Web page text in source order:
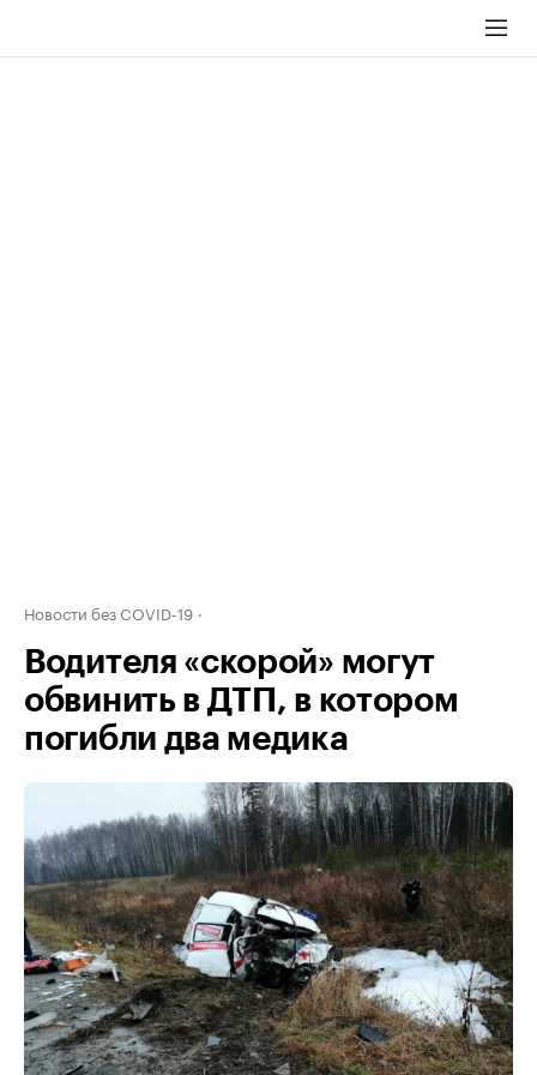
Новости без COVID-19
Водителя «скорой» могут
обвинить в ДТП, в котором
погибли два медика